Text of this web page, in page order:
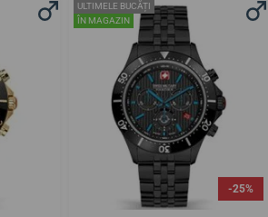
ULTIMELE BUCĂȚI
ÎN MAGAZIN
-25%